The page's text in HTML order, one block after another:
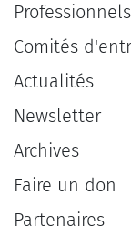
Professionnels
Comités
Actualités
Newsletter
Archives
Faire un don
Partenaires